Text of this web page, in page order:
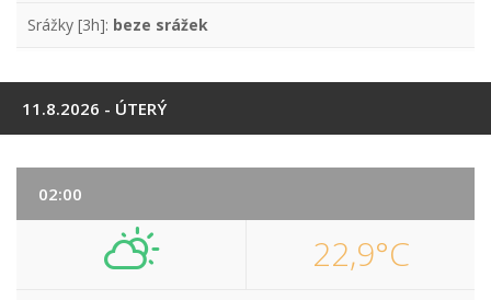
Srážky [3h]: beze srážek
11.8.2026 - ÚTERÝ
02:00
22,9°C